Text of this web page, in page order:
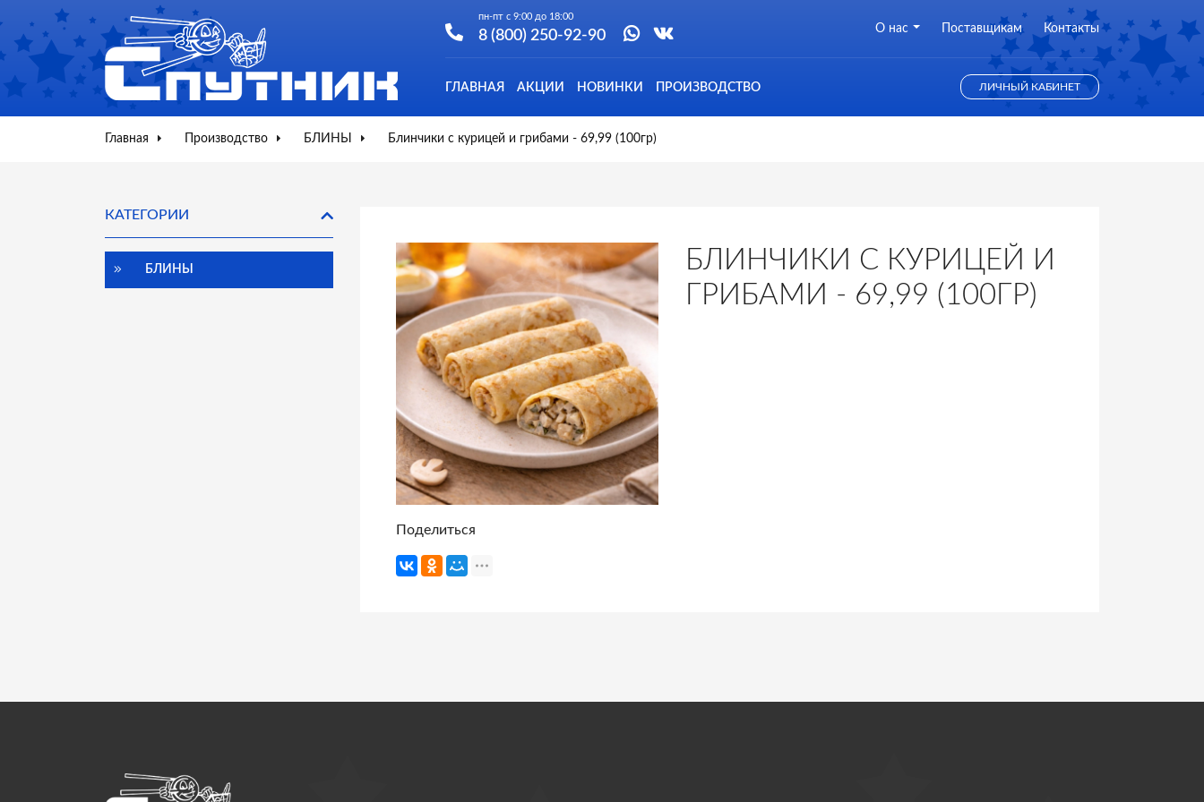
пн-пт с 9:00 до 18:00
8 (800) 250-92-90 О нас Поставщикам Контакты
ГЛАВНАЯ АКЦИИ НОВИНКИ ПРОИЗВОДСТВО ЛИЧНЫЙ КАБИНЕТ
Главная Производство БЛИНЫ Блинчики с курицей и грибами - 69,99 (100гр)
КАТЕГОРИИ
БЛИНЫ
Поделиться
БЛИНЧИКИ С КУРИЦЕЙ И
ГРИБАМИ - 69,99 (100ГР)